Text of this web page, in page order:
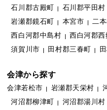
石川郡古殿町
石川郡平田村
岩瀬郡鏡石町
本宮市 二
西白河郡中島村
西白河郡西
須賀川市
田村郡三春町
会津から探す
会津若松市 岩瀬郡天栄村
河沼郡柳津町
河沼郡湯川村